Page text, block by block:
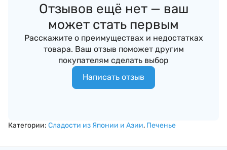
Отзывов ещё нет — ваш
может стать первым
Расскажите о преимуществах и недостатках
товара. Ваш отзыв поможет другим
покупателям сделать выбор
Написать отзыв
Категории: Сладости из Японии и Азии, Печенье